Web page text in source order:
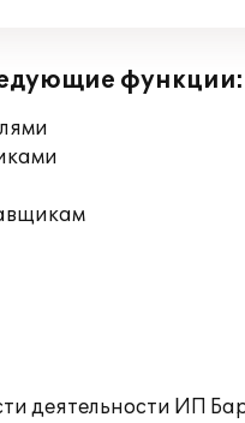
функции:
деятельности ИП